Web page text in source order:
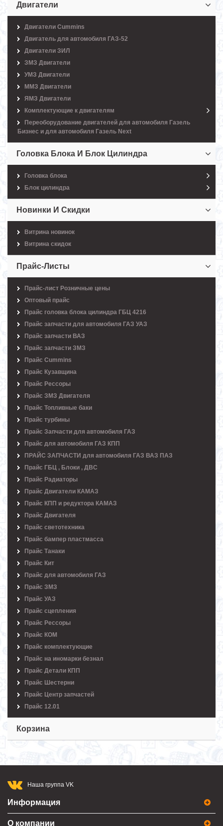
Двигатели
Двигатели Cummins
Двигатель для автомобиля ГАЗ-52
Двигатели ЗИЛ
ЗМЗ Двигатели
УМЗ Двигатели
ММЗ Двигатели
ЯМЗ Двигатели
Комплектующие к двигателям
Переоборудование двигателей для автомобиля Газель
Бизнес и для автомобиля Газель Next
Головка Блока И Блок Цилиндра
Головка блока
Блок цилиндра
Новинки И Скидки
Витрина новинок
Витрина скидок
Прайс-Листы
Прайс-лист Розничные цены
Оптовый прайс
Прайс головка блока цилиндра ГБЦ 4216
Прайс запчасти для автомобиля ГАЗ УАЗ
Прайс запчасти ВАЗ
Прайс запчасти ЗМЗ
Прайс Cummins
Прайс Кузавщина
Прайс Рессоры
Прайс ЗМЗ Двигателя
Прайс Топливные баки
Прайс турбины
Прайс Запчасти для автомобиля ГАЗ
Прайс для автомобиля ГАЗ КПП
ПРАЙС ЗАПЧАСТИ для автомобиля ГАЗ ВАЗ ПАЗ
Прайс ГБЦ , Блоки , ДВС
Прайс Радиаторы
Прайс Двигатели КАМАЗ
Прайс КПП и редуктора КАМАЗ
Прайс Двигателя
Прайс светотехника
Прайс бампер пластмасса
Прайс Танаки
Прайс Кит
Прайс для автомобиля ГАЗ
Прайс ЗМЗ
Прайс УАЗ
Прайс сцепления
Прайс Рессоры
Прайс КОМ
Прайс комплектующие
Прайс на иномарки безнал
Прайс Детали КПП
Прайс Шестерни
Прайс Центр запчастей
Прайс 12.01
Корзина
Наша группа VK
Информация
О компании